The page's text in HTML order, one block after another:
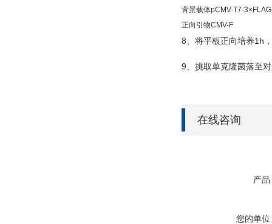
背景载体pCMV-T7-
正向引物CMV-F
8、将平板正向培养1h
9、挑取单克隆菌落至
在线咨询
产品
您的单位